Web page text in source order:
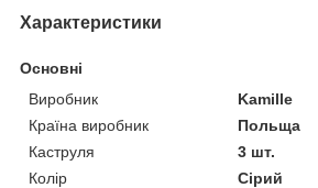
Характеристики
Основні
Виробник
Kamille
Країна виробник
Польща
Каструля
3 шт.
Колір
Сірий